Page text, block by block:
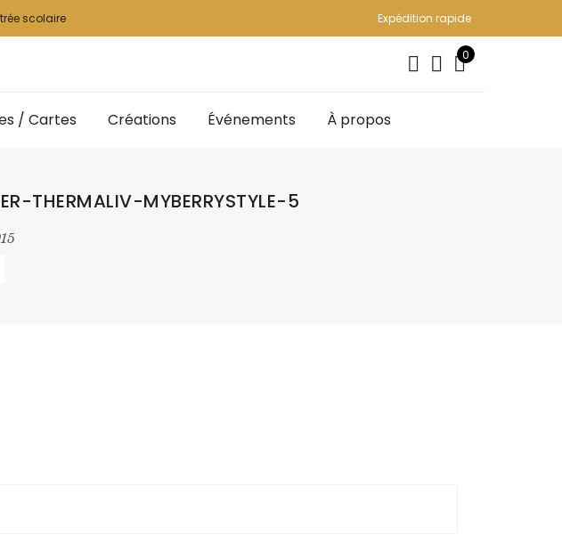
scolaire Expédition rapide
0
/ Cartes Créations Événements À propos
THERMALIV-MYBERRYSTYLE-5